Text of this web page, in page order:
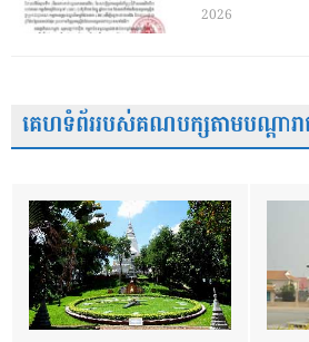
2026
គេហទំព័ររបស់គណបក្សតាមបណ្តារា